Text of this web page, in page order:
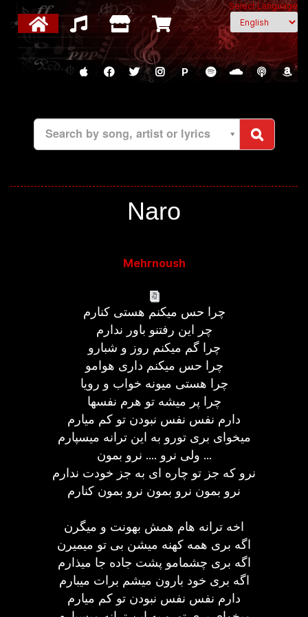
Select Language
P
Search by song, artist or lyrics
Naro
Mehrnoush
چرا حس میکنم هستی کنارم
چر این رفتنو باور ندارم
چرا گم میکنم روز و شبارو
چرا حس میکنم داری هوامو
چرا هستی میونه خواب و رویا
چرا پر میشه تو هرم نفسها
دارم نفس نفس نبودن تو کم میارم
میخوای بری تورو به این ترانه میسپارم
ولی نرو .... نرو بمون ...
نرو که جز تو چاره ای به جز خودت ندارم
نرو بمون نرو بمون نرو بمون کنارم
اخه ترانه هام همش بهونت و میگرن
اگه بری همه کهنه میشن بی تو میمیرن
اگه بری چشمامو پشت جاده جا میذارم
اگه بری خود بارون میشم برات میبارم
دارم نفس نفس نبودن تو کم میارم